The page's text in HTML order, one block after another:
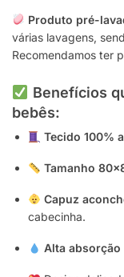
Produto pré-
várias lavagens,
Recomendamos ter
Benefícios
bebês:
Tecido 100%
Tamanho
Capuz
cabecinha.
Alta absorção